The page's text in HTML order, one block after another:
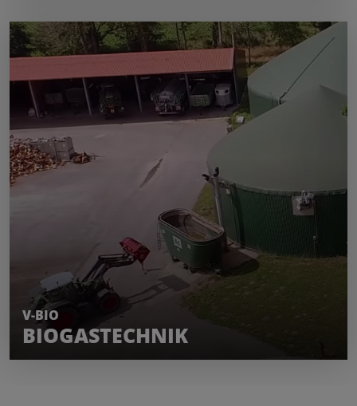
V-BIO
BIOGASTECHNIK
MEHR ERFAHREN